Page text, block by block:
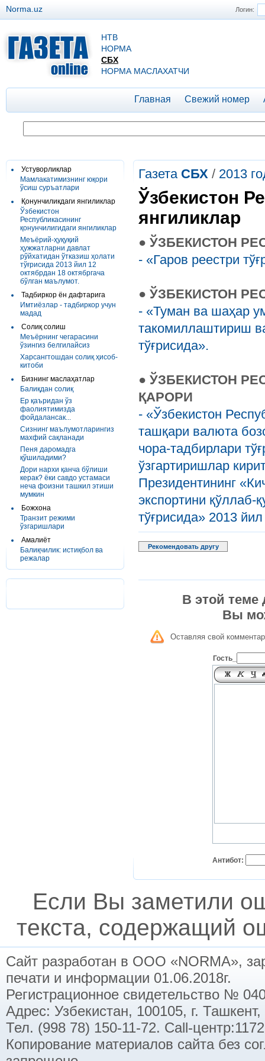
Логин:
Norma.uz
НТВ
НОРМА
СБХ
НОРМА МАСЛАХАТЧИ
Главная Свежий номер
Устуворликлар
Мамлакатимизнинг юқори
ўсиш суръатлари
Қонунчиликдаги янгиликлар
Ўзбекистон
Республикасининг
қонунчилигидаги янгиликлар
Меъёрий-ҳуқуқий
ҳужжатларни давлат
рўйхатидан ўтказиш ҳолати
тўғрисида 2013 йил 12
октябрдан 18 октябргача
бўлган маълумот.
Тадбиркор ён дафтарига
Имтиёзлар - тадбиркор учун
мадад
Солиқ солиш
Меъёрнинг чегарасини
ўзингиз белгилайсиз
Харсангтошдан солиқ ҳисоб-
китоби
Бизнинг маслаҳатлар
Балиқдан солиқ
Ер қаъридан ўз
фаолиятимизда
фойдалансак...
Сизнинг маълумотларингиз
махфий сақланади
Пеня даромадга
қўшиладими?
Дори нархи қанча бўлиши
керак? ёки савдо устамаси
неча фоизни ташкил этиши
мумкин
Божхона
Транзит режими
ўзгаришлари
Амалиёт
Балиқчилик: истиқбол ва
режалар
Газета СБХ / 2013
Ўзбекистон
янгиликлар
● ЎЗБЕКИСТОН
- «Гаров реестри
● ЎЗБЕКИСТОН
- «Туман ва шаҳар
такомиллаштириш
тўғрисида».
● ЎЗБЕКИСТОН
ҚАРОРИ
- «Ўзбекистон
ташқари валюта
чора-тадбирлари
ўзгартиришлар
Президентининг
экспортини қўллаб-
тўғрисида» 2013
Рекомендовать другу
В этой теме
Вы
Оставляя свой
Гость_
Антибот:
Если Вы заметили
текста, содержащий
Сайт разработан в ООО «NORMA»,
печати и информации 01.06.2018г.
Регистрационное свидетельство №
Адрес: Узбекистан, 100105, г.
Тел. (998 78) 150-11-72. Call-
Копирование материалов сайта без